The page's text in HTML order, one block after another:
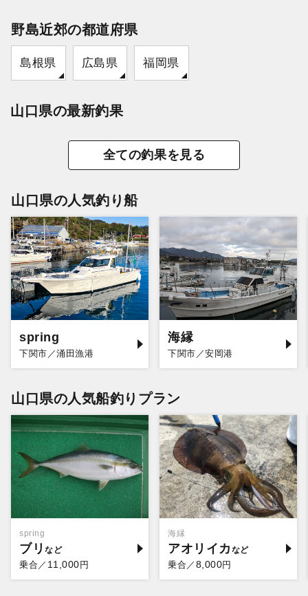
野島近郊の都道府県
島根県 広島県 福岡県
山口県の最新釣果
全ての釣果を見る
山口県の人気釣り船
spring
下関市／涌田漁港
海縁
下関市／安岡港
山口県の人気船釣りプラン
spring
ブリ
乗合／ 11,000円
海縁
アオリイカ
乗合／ 8,000円